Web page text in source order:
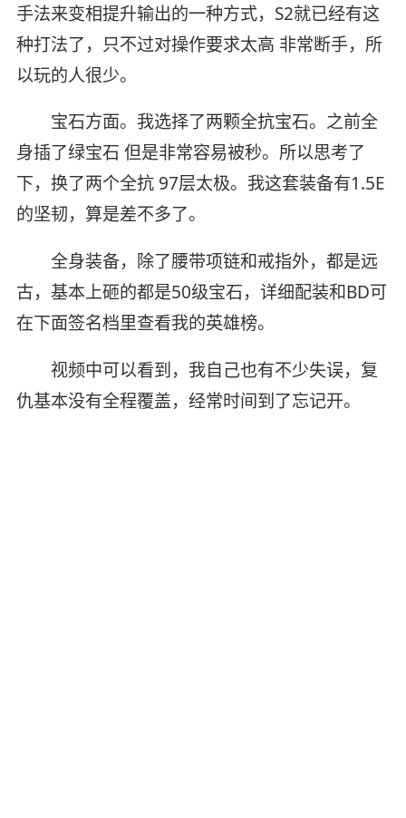
手法来变相提升输出的一种方式，S2就已经有这
种打法了，只不过对操作要求太高 非常断手，所
以玩的人很少。
宝石方面。我选择了两颗全抗宝石。之前全
身插了绿宝石 但是非常容易被秒。所以思考了
下，换了两个全抗 97层太极。我这套装备有1.5E
的坚韧，算是差不多了。
全身装备，除了腰带项链和戒指外，都是远
古，基本上砸的都是50级宝石，详细配装和BD可
在下面签名档里查看我的英雄榜。
视频中可以看到，我自己也有不少失误，复
仇基本没有全程覆盖，经常时间到了忘记开。